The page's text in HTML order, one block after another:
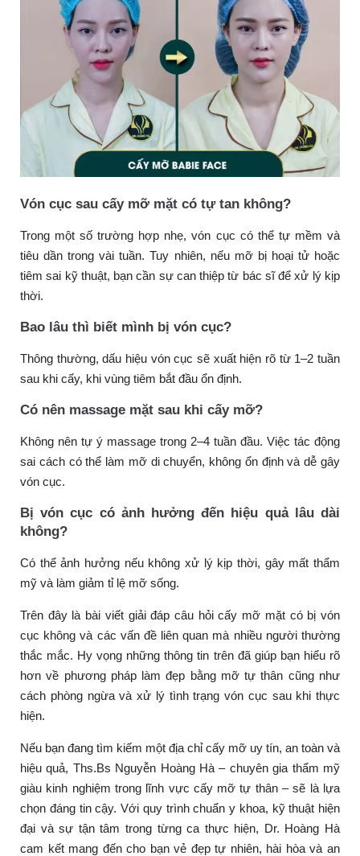
Vón cục sau cấy mỡ mặt có tự tan không?
Trong một số trường hợp nhẹ, vón cục có thể tự mềm và
tiêu dần trong vài tuần. Tuy nhiên, nếu mỡ bị hoại tử hoặc
tiêm sai kỹ thuật, bạn cần sự can thiệp từ bác sĩ để xử lý kịp
thời.
Bao lâu thì biết mình bị vón cục?
Thông thường, dấu hiệu vón cục sẽ xuất hiện rõ từ 1–2 tuần
sau khi cấy, khi vùng tiêm bắt đầu ổn định.
Có nên massage mặt sau khi cấy mỡ?
Không nên tự ý massage trong 2–4 tuần đầu. Việc tác động
sai cách có thể làm mỡ di chuyển, không ổn định và dễ gây
vón cục.
Bị vón cục có ảnh hưởng đến hiệu quả lâu dài
không?
Có thể ảnh hưởng nếu không xử lý kịp thời, gây mất thẩm
mỹ và làm giảm tỉ lệ mỡ sống.
Trên đây là bài viết giải đáp câu hỏi cấy mỡ mặt có bị vón
cục không và các vấn đề liên quan mà nhiều người thường
thắc mắc. Hy vọng những thông tin trên đã giúp bạn hiểu rõ
hơn về phương pháp làm đẹp bằng mỡ tự thân cũng như
cách phòng ngừa và xử lý tình trạng vón cục sau khi thực
hiện.
Nếu bạn đang tìm kiếm một địa chỉ cấy mỡ uy tín, an toàn và
hiệu quả, Ths.Bs Nguyễn Hoàng Hà – chuyên gia thẩm mỹ
giàu kinh nghiệm trong lĩnh vực cấy mỡ tự thân – sẽ là lựa
chọn đáng tin cậy. Với quy trình chuẩn y khoa, kỹ thuật hiện
đại và sự tận tâm trong từng ca thực hiện, Dr. Hoàng Hà
cam kết mang đến cho bạn vẻ đẹp tự nhiên, hài hòa và an